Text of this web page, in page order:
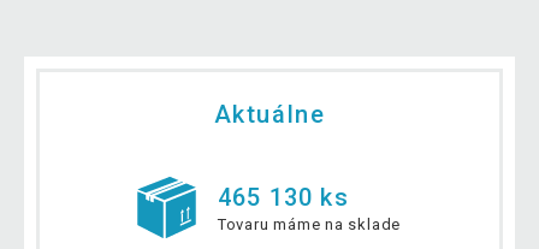
Aktuálne
465 130 ks
Tovaru máme na sklade